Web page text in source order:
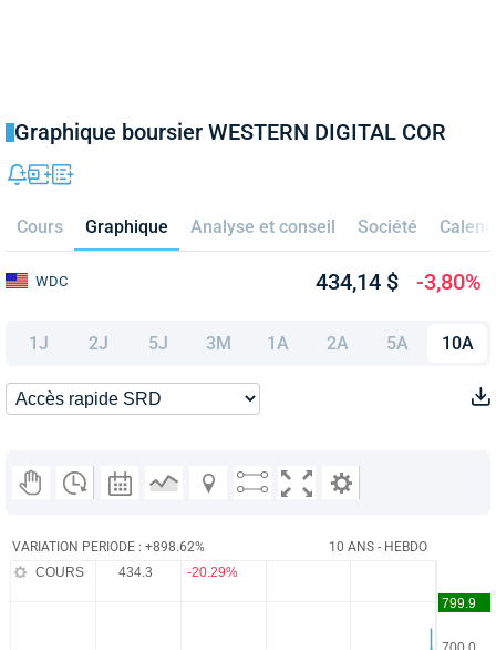
Graphique boursier WESTERN DIGITAL COR
Cours Graphique Analyse et conseil Société
WDC 434,14 $ -3,80%
1J 2J 5J 3M 1A 2A 5A 10A
VARIATION PERIODE : +898.62% 10 ANS - HEBDO
COURS 434.3 -20.29%